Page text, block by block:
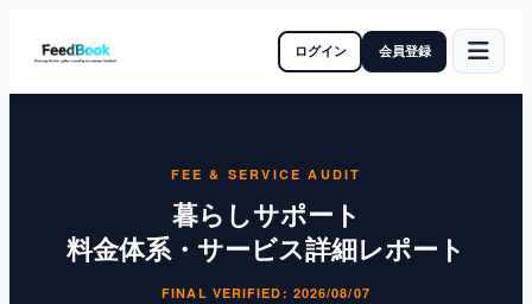
ログイン 会員登録
FEE & SERVICE AUDIT
暮らしサポート
料金体系・サービス詳細レポート
FINAL VERIFIED: 2026/08/07